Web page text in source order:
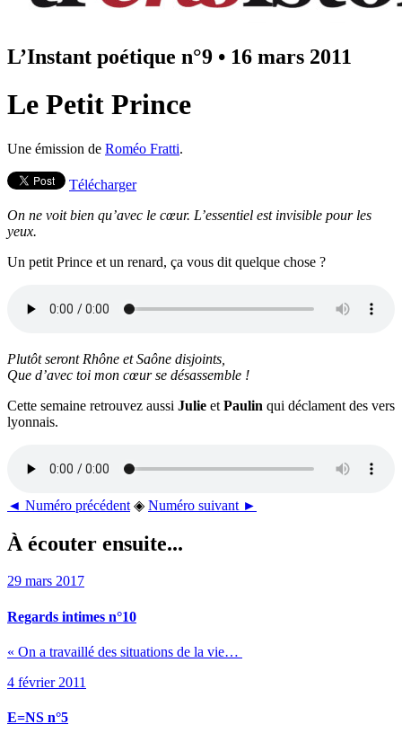
L’Instant poétique n°9 • 16 mars 2011
Le Petit Prince
Une émission de Roméo Fratti.
Télécharger
On ne voit bien qu’avec le cœur. L’essentiel est invisible pour les
yeux.
Un petit Prince et un renard, ça vous dit quelque chose ?
Plutôt seront Rhône et Saône disjoints,
Que d’avec toi mon cœur se désassemble !
Cette semaine retrouvez aussi Julie et Paulin qui déclament des vers
lyonnais.
◄ Numéro précédent ◈ Numéro suivant ►
À écouter ensuite...
29 mars 2017
Regards intimes n°10
« On a travaillé des situations de la vie…
4 février 2011
E=NS n°5